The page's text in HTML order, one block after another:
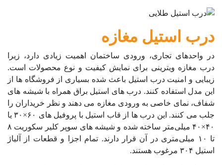
درب استیل مغازه
در واحدهای تجاری، ورودی ساختمان اهمیت زیادی دارد، زیرا
درب مغازه ویترینی برای نمایش کیفیت و نوع محصولات است.
زیبایی و امنیت درب استیل باعث شده بسیاری از فروشگاه ها از
این مدل استفاده کنند. درب های استیل براق همراه با شیشه های
شفاف، نمای خاصی به ورودی مغازه می دهند و نظر خریداران را
جلب می کنند. این درب ها از قاب استیل با پروفیل های ۶۰×۳۰ یا
۴۰×۴۰ میلی‌متر ساخته شده و شیشه های سوپر کلیر سکوریت ۸
تا ۱۰ میلی‌متری در آن قرار دارند. تمام اجزا و قطعات از آلیاژ
استیل ۳۰۴ مرغوب هستند.